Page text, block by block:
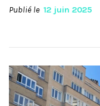
Publié le 12 juin 2025